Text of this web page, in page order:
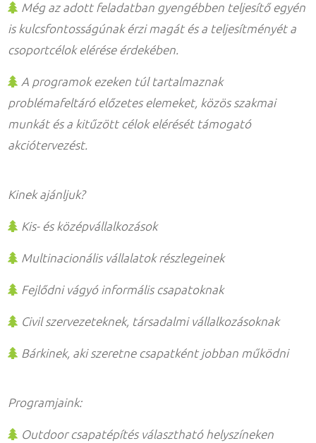
Még az adott feladatban gyengébben teljesítő egyén
is kulcsfontosságúnak érzi magát és a teljesítményét a
csoportcélok elérése érdekében.
A programok ezeken túl tartalmaznak
problémafeltáró előzetes elemeket, közös szakmai
munkát és a kitűzött célok elérését támogató
akciótervezést.
Kinek ajánljuk?
Kis- és középvállalkozások
Multinacionális vállalatok részlegeinek
Fejlődni vágyó informális csapatoknak
Civil szervezeteknek, társadalmi vállalkozásoknak
Bárkinek, aki szeretne csapatként jobban működni
Programjaink:
Outdoor csapatépítés választható helyszíneken